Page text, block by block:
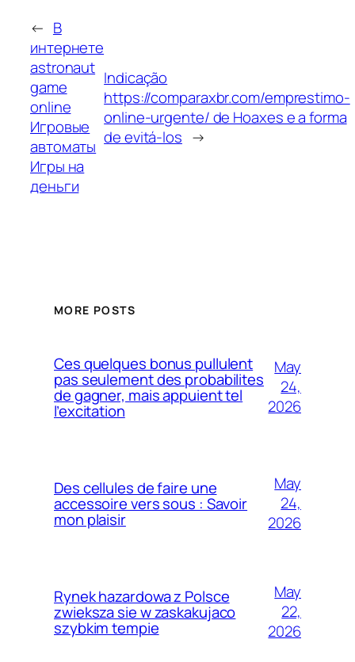
← В
интернете
astronaut
game
online
Игровые
автоматы
Игры на
деньги
Indicação
https://comparaxbr.com/emprestimo-
online-urgente/ de Hoaxes e a forma
de evitá-los →
MORE POSTS
Ces quelques bonus pullulent
pas seulement des probabilites
de gagner, mais appuient tel
l’excitation
May
24,
2026
Des cellules de faire une
accessoire vers sous : Savoir
mon plaisir
May
24,
2026
Rynek hazardowa z Polsce
zwieksza sie w zaskakujaco
szybkim tempie
May
22,
2026